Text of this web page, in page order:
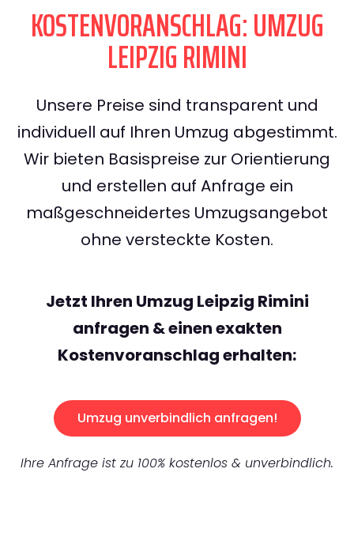
KOSTENVORANSCHLAG: UMZUG
LEIPZIG RIMINI
Unsere Preise sind transparent und
individuell auf Ihren Umzug abgestimmt.
Wir bieten Basispreise zur Orientierung
und erstellen auf Anfrage ein
maßgeschneidertes Umzugsangebot
ohne versteckte Kosten.
Jetzt Ihren Umzug Leipzig Rimini
anfragen & einen exakten
Kostenvoranschlag erhalten:
Umzug unverbindlich anfragen!
Ihre Anfrage ist zu 100% kostenlos & unverbindlich.